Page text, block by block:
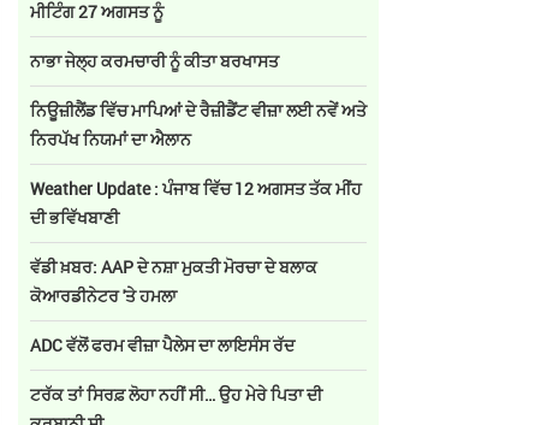
ਮੀਟਿੰਗ 27 ਅਗਸਤ ਨੂੰ
ਨਾਭਾ ਜੇਲ੍ਹ ਕਰਮਚਾਰੀ ਨੂੰ ਕੀਤਾ ਬਰਖਾਸਤ
ਨਿਊਜ਼ੀਲੈਂਡ ਵਿੱਚ ਮਾਪਿਆਂ ਦੇ ਰੈਜ਼ੀਡੈਂਟ ਵੀਜ਼ਾ ਲਈ ਨਵੇਂ ਅਤੇ
ਨਿਰਪੱਖ ਨਿਯਮਾਂ ਦਾ ਐਲਾਨ
Weather Update : ਪੰਜਾਬ ਵਿੱਚ 12 ਅਗਸਤ ਤੱਕ ਮੀਂਹ
ਦੀ ਭਵਿੱਖਬਾਣੀ
ਵੱਡੀ ਖ਼ਬਰ: AAP ਦੇ ਨਸ਼ਾ ਮੁਕਤੀ ਮੋਰਚਾ ਦੇ ਬਲਾਕ
ਕੋਆਰਡੀਨੇਟਰ 'ਤੇ ਹਮਲਾ
ADC ਵੱਲੋਂ ਫਰਮ ਵੀਜ਼ਾ ਪੈਲੇਸ ਦਾ ਲਾਇਸੰਸ ਰੱਦ
ਟਰੱਕ ਤਾਂ ਸਿਰਫ਼ ਲੋਹਾ ਨਹੀਂ ਸੀ… ਉਹ ਮੇਰੇ ਪਿਤਾ ਦੀ